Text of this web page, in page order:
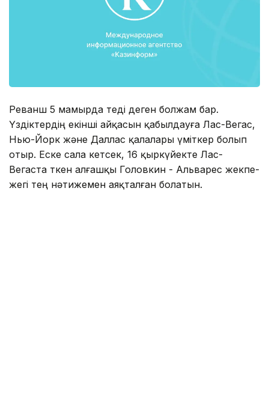
Реванш 5 мамырда өтеді деген болжам бар.
Үздіктердің екінші айқасын қабылдауға Лас-Вегас,
Нью-Йорк және Даллас қалалары үміткер болып
отыр. Еске сала кетсек, 16 қыркүйекте Лас-
Вегаста өткен алғашқы Головкин - Альварес жекпе-
жегі тең нәтижемен аяқталған болатын.